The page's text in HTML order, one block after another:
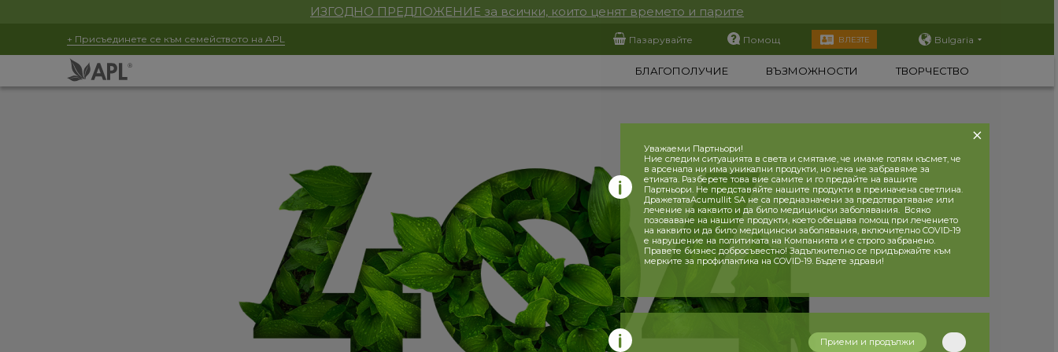
ИЗГОДНО ПРЕДЛОЖЕНИЕ за всички, които ценят времето и парите
+ Присъединете се към семейството на APL Пазарувайте Помощ ВЛЕЗТЕ Bulgaria
БЛАГОПОЛУЧИЕ ВЪЗМОЖНОСТИ ТВОРЧЕСТВО
Уважаеми Партньори!
Ние следим ситуацията в света и смятаме, че имаме голям късмет, че
в арсенала ни има уникални продукти, но нека не забравяме за
етиката. Разберете това вие самите и го предайте на вашите
Партньори. Не представяйте нашите продукти в преиначена светлина.
ДражетатаAcumullit SA не са предназначени за предотвратяване или
лечение на каквито и да било медицински заболявания. Всяко
позоваване на нашите продукти, което обещава помощ при лечението
на каквито и да било медицински заболявания, включително COVID-19
е нарушение на политиката на Компанията и е строго забранено.
Правете бизнес добросъвестно! Задължително се придържайте към
мерките за профилактика на COVID-19. Бъдете здрави!
Приеми и продължи